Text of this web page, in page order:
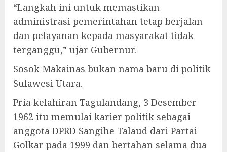
“Langkah ini untuk memastikan
administrasi pemerintahan tetap berjalan
dan pelayanan kepada masyarakat tidak
terganggu,” ujar Gubernur.
Sosok Makainas bukan nama baru di politik
Sulawesi Utara.
Pria kelahiran Tagulandang, 3 Desember
1962 itu memulai karier politik sebagai
anggota DPRD Sangihe Talaud dari Partai
Golkar pada 1999 dan bertahan selama dua